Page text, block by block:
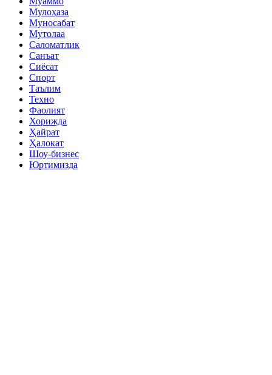
Мулоҳаза
Муносабат
Мутолаа
Саломатлик
Санъат
Сиёсат
Спорт
Таълим
Техно
Фаолият
Хорижда
Ҳайрат
Ҳалокат
Шоу-бизнес
Юртимизда